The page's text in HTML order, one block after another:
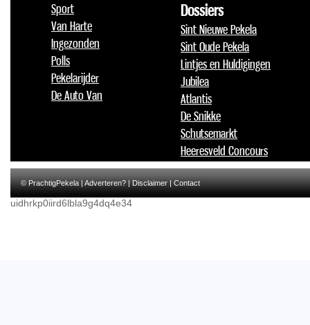
Sport
Van Harte
Ingezonden
Polls
Pekelarijder
De Auto Van
Dossiers
Sint Nieuwe Pekela
Sint Oude Pekela
Lintjes en Huldigingen
Jubilea
Atlantis
De Snikke
Schutsemarkt
Heeresveld Concours
© PrachtigPekela |Adverteren?|Disclaimer|Contact
uidhrkp0iird6lbla9g4dq4e34